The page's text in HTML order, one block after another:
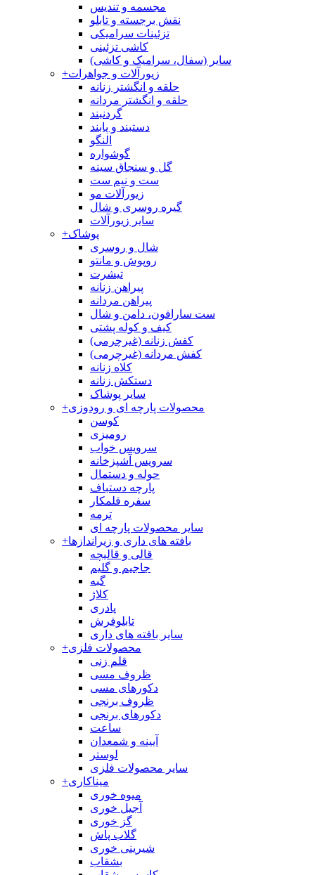
مجسمه و تندیس
نقش برجسته و تابلو
تزئینات سرامیکی
کاشی تزئینی
سایر (سفال، سرامیک و کاشی)
+زیورآلات و جواهرات
حلقه و انگشتر زنانه
حلقه و انگشتر مردانه
گردنبند
دستبند و پابند
النگو
گوشواره
گل و سنجاق سینه
ست و نیم ست
زیورآلات مو
گیره روسری و شال
سایر زیورآلات
+پوشاک
شال و روسری
روپوش و مانتو
تیشرت
پیراهن زنانه
پیراهن مردانه
ست سارافون، دامن و شال
کیف و کوله پشتی
کفش زنانه (غیرچرمی)
کفش مردانه (غیرچرمی)
کلاه زنانه
دستکش زنانه
سایر پوشاک
+محصولات پارچه ای و رودوزی
کوسن
رومیزی
سرویس خواب
سرویس آشپزخانه
حوله و دستمال
پارچه دستباف
سفره قلمکار
ترمه
سایر محصولات پارچه ای
+بافته های داری و زیراندازها
قالی و قالیچه
جاجیم و گلیم
گبه
کلاژ
پادری
تابلوفرش
سایر بافته های داری
+محصولات فلزی
قلم زنی
ظروف مسی
دکورهای مسی
ظروف برنجی
دکورهای برنجی
ساعت
آیینه و شمعدان
لوستر
سایر محصولات فلزی
+میناکاری
میوه خوری
آجیل خوری
گز خوری
گلاب پاش
شیرینی خوری
بشقاب